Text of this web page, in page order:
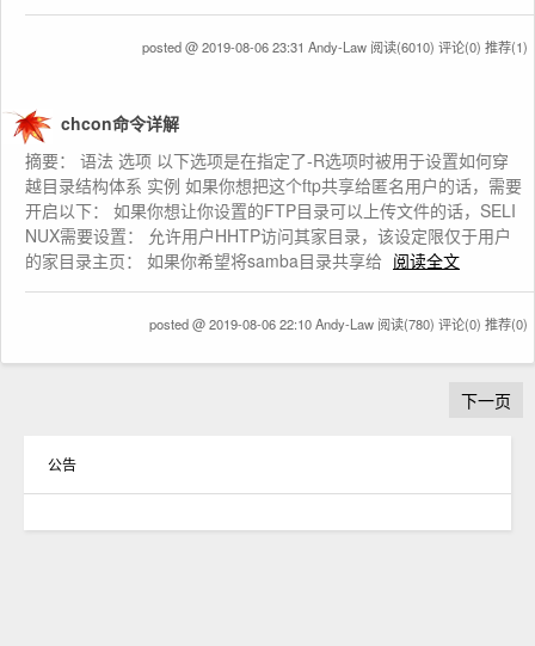
posted @ 2019-08-06 23:31 Andy-Law 阅读(6010) 评论(0) 推荐(1)
chcon命令详解
摘要： 语法 选项 以下选项是在指定了-R选项时被用于设置如何穿
越目录结构体系 实例 如果你想把这个ftp共享给匿名用户的话，需要
开启以下： 如果你想让你设置的FTP目录可以上传文件的话，SELI
NUX需要设置： 允许用户HHTP访问其家目录，该设定限仅于用户
的家目录主页： 如果你希望将samba目录共享给 阅读全文
posted @ 2019-08-06 22:10 Andy-Law 阅读(780) 评论(0) 推荐(0)
下一页
公告